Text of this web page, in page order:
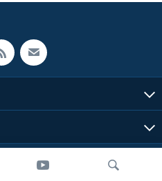
VOA, Inc. Сите права задржани.